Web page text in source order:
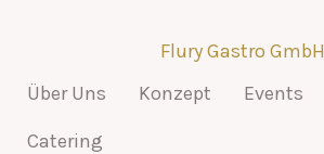
Flury Gastro GmbH
Über Uns
Konzept Events
Catering